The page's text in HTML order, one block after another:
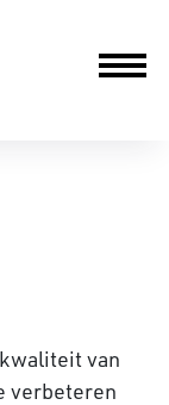
van
verbeteren